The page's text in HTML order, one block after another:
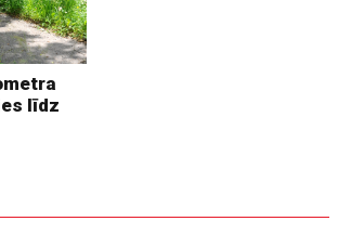
līdz